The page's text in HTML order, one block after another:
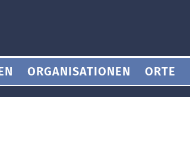
ORGANISATIONEN ORTE